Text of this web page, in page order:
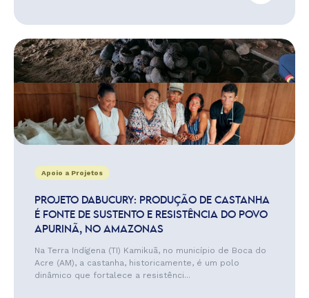
Apoio a Projetos
PROJETO DABUCURY: PRODUÇÃO DE CASTANHA
É FONTE DE SUSTENTO E RESISTÊNCIA DO POVO
APURINÃ, NO AMAZONAS
Na Terra Indígena (TI) Kamikuã, no município de Boca do
Acre (AM), a castanha, historicamente, é um polo
dinâmico que fortalece a resistênci...